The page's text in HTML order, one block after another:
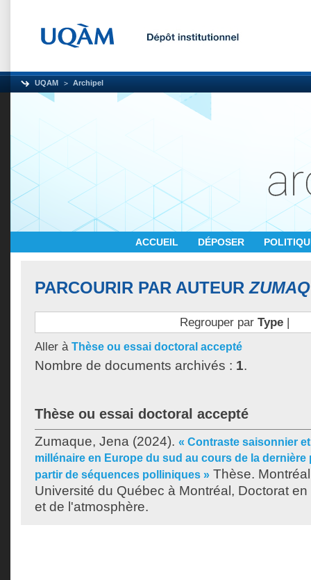
UQAM Archipel
ACCUEIL DÉPOSER
PARCOURIR PAR AUTEUR
Regrouper par Type|
Aller à Thèse ou essai doctoral accepté
Nombre de documents archivés : 1.
Thèse ou essai doctoral accepté
Zumaque, Jena (2024). « Contraste saisonnier
millénaire en Europe du sud au cours de la dernière
partir de séquences polliniques » Thèse.
Université du Québec à Montréal, Doctorat
et de l'atmosphère.